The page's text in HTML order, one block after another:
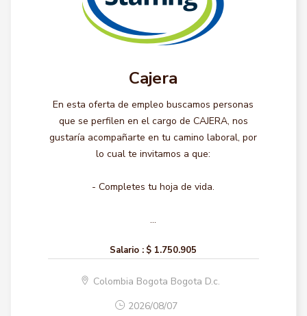
Cajera
En esta oferta de empleo buscamos personas
que se perfilen en el cargo de CAJERA, nos
gustaría acompañarte en tu camino laboral, por
lo cual te invitamos a que:
- Completes tu hoja de vida.
...
Salario : $ 1.750.905
Colombia Bogota Bogota D.c.
2026/08/07